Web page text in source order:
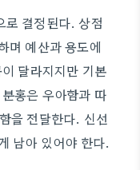
로 결정된다. 상점
며 예산과 용도에
달라지지만 기본
홍은 우아함과 따
을 전달한다. 신선
남아 있어야 한다.